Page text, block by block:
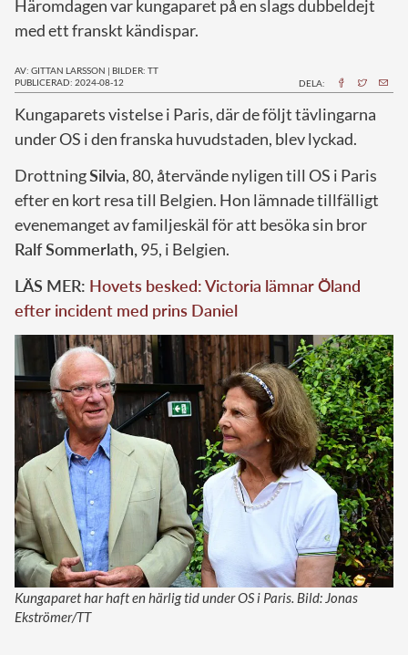
Häromdagen var kungaparet på en slags dubbeldejt
med ett franskt kändispar.
AV: GITTAN LARSSON | BILDER: TT
PUBLICERAD: 2024-08-12
DELA:
Kungaparets vistelse i Paris, där de följt tävlingarna
under OS i den franska huvudstaden, blev lyckad.
DrottningSilvia, 80, återvände nyligen till OS i Paris
efter en kort resa till Belgien. Hon lämnade tillfälligt
evenemanget av familjeskäl för att besöka sin bror
Ralf Sommerlath, 95, i Belgien.
LÄS MER: Hovets besked: Victoria lämnar Öland
efter incident med prins Daniel
Kungaparet har haft en härlig tid under OS i Paris. Bild: Jonas
Ekströmer/TT